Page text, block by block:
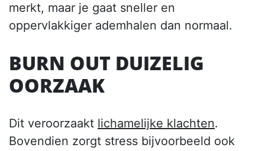
merkt, maar je gaat sneller en
oppervlakkiger ademhalen dan normaal.
BURN OUT DUIZELIG
OORZAAK
Dit veroorzaakt lichamelijke klachten.
Bovendien zorgt stress bijvoorbeeld ook